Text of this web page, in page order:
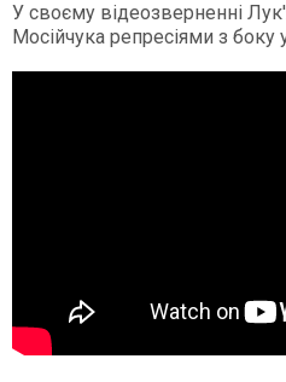
У своєму відеозверненні
Мосійчука репресіями з боку